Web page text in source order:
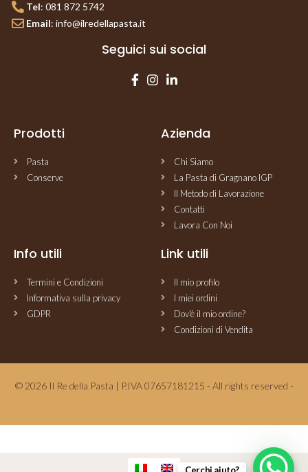
Tel: 081 872 5742
Email: info@ilredellapasta.it
Seguici sui social
Prodotti​
Pasta
Conserve
Azienda
Chi Siamo
La Pasta di Gragnano IGP
Il Metodo di Lavorazione
Contatti
Lavora Con Noi
Info utili
Termini e Condizioni
Informativa sulla privacy
GDPR
Link utili
Il mio profilo
I miei ordini
Dov'è il mio ordine?
Condizioni di Vendita
© 2026 Il Re della Pasta | P.IVA 07657181215 - All rights reserved -